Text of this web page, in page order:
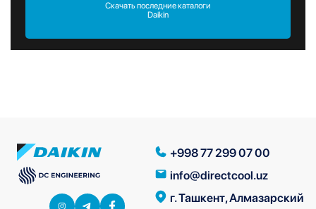
Скачать последние каталоги
Daikin
+998 77 299 07 00
info@directcool.uz
г. Ташкент, Алмазарский